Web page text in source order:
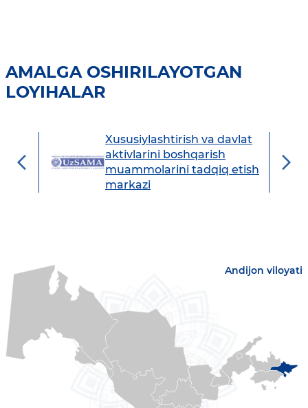
AMALGA OSHIRILAYOTGAN
LOYIHALAR
Xususiylashtirish va davlat
aktivlarini boshqarish
muammolarini tadqiq etish
markazi
Andijon viloyati